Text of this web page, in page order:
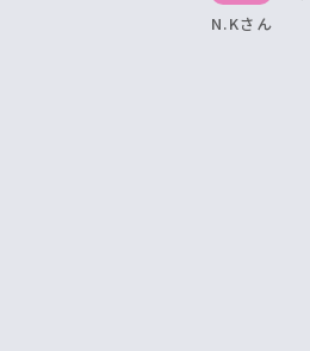
N.Kさん